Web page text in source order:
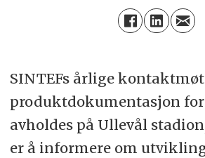
SINTEFs årlige
produktdokumentasjon
avholdes på Ullevål
er å informere om